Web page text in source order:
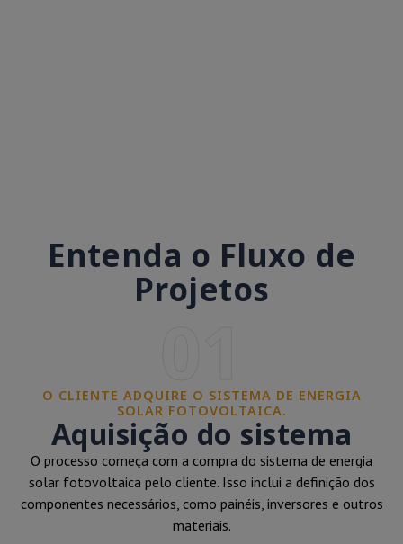
Entenda o Fluxo de
Projetos
O CLIENTE ADQUIRE O SISTEMA DE ENERGIA
SOLAR FOTOVOLTAICA.
Aquisição do sistema
O processo começa com a compra do sistema de energia
solar fotovoltaica pelo cliente. Isso inclui a definição dos
componentes necessários, como painéis, inversores e outros
materiais.